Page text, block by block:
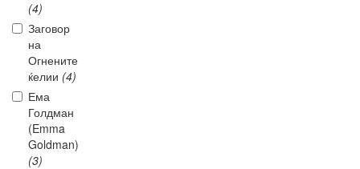
(4)
Заговор
на
Огнените
ќелии (4)
Ема
Голдман
(Emma
Goldman)
(3)